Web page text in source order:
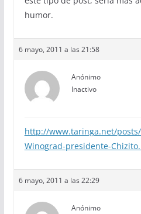
humor.
6 mayo, 2011 a las 21:58
Anónimo
Inactivo
http://www.taringa.net/posts/
Winograd-presidente-
6 mayo, 2011 a las 22:29
Anónimo